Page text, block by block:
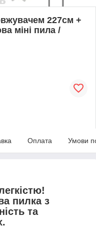
227см +
міні пила /
Оплата Умови
пилка з
та